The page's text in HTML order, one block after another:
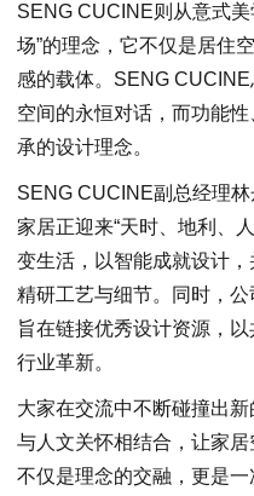
SENG CUCINE则从意式
场”的理念，它不仅是居住
感的载体。SENG
空间的永恒对话，而功能
承的设计理念。
SENG CUCINE副总经理
家居正迎来“天时、地利、
变生活，以智能成就设计，
精研工艺与细节。同时，公
旨在链接优秀设计资源，
行业革新。
大家在交流中不断碰撞出
与人文关怀相结合，让家
不仅是理念的交融，更是